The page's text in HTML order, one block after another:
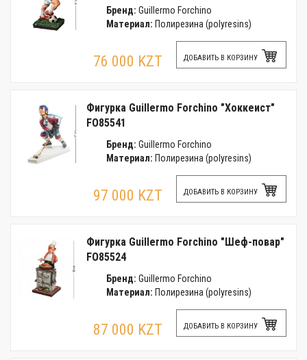
Бренд: Guillermo Forchino
Материал: Полирезина (polyresins)
76 000 KZT ДОБАВИТЬ В КОРЗИНУ
Фигурка Guillermo Forchino "Хоккеист"
FO85541
Бренд: Guillermo Forchino
Материал: Полирезина (polyresins)
97 000 KZT ДОБАВИТЬ В КОРЗИНУ
Фигурка Guillermo Forchino "Шеф-повар"
FO85524
Бренд: Guillermo Forchino
Материал: Полирезина (polyresins)
87 000 KZT ДОБАВИТЬ В КОРЗИНУ